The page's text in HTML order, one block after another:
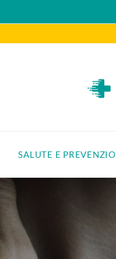
SALUTE E